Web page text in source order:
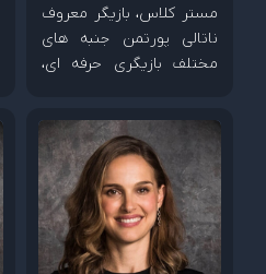
مستر کلاس، بازیگر معروف
ناتالی پورتمن جنبه های
مختلف بازیگری حرفه ای،
ها را آموزش می دهد.